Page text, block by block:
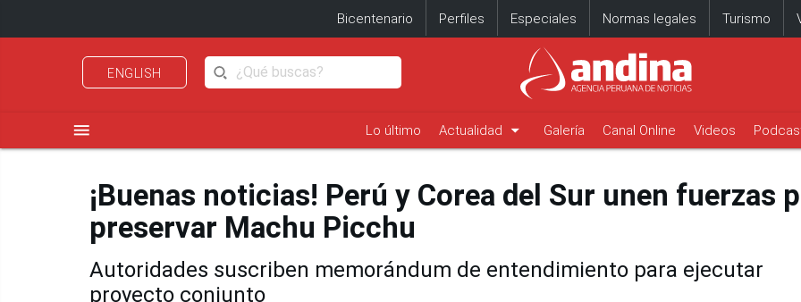
Bicentenario Perfiles Especiales Normas legales Turismo
ENGLISH
menu Lo último Actualidad arrow_drop_down Galería Canal Online Videos
¡Buenas noticias! Perú y Corea del Sur unen fuerzas
preservar Machu Picchu
Autoridades suscriben memorándum de entendimiento para ejecutar
proyecto conjunto